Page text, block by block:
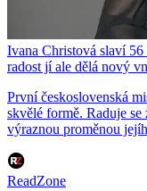
Ivana Christová slaví
radost jí ale dělá nový
První československá
skvělé formě. Raduje
výraznou proměnou
ReadZone